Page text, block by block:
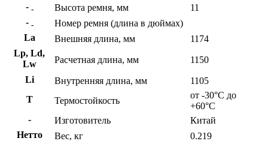
- - Высота ремня, мм
11
- -
Номер ремня (длина в дюймах)
La
Внешняя длина, мм
1174
Lp, Ld,
Lw
Расчетная длина, мм
1150
Li
Внутренняя длина, мм
1105
Т
Термостойкость
от -30°C до
+60°C
-
Изготовитель
Китай
Нетто
Вес, кг 0.219